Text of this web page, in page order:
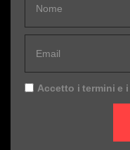
Accetto i termini e i